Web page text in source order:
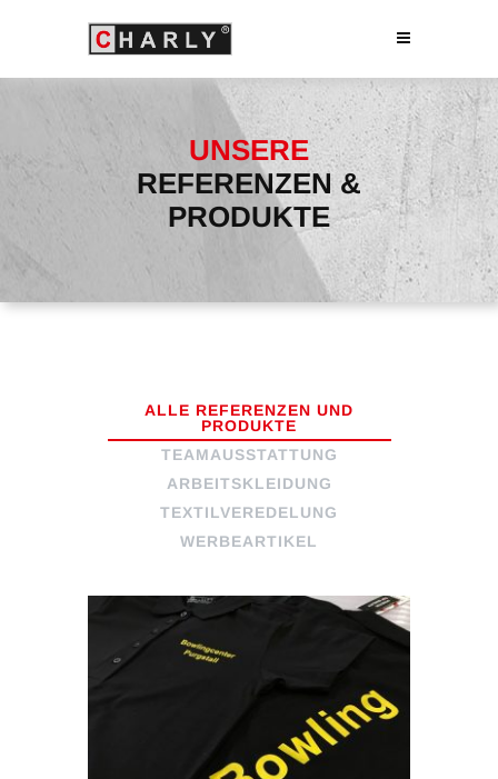
UNSERE
REFERENZEN &
PRODUKTE
ALLE REFERENZEN UND
PRODUKTE
TEAMAUSSTATTUNG
ARBEITSKLEIDUNG
TEXTILVEREDELUNG
WERBEARTIKEL